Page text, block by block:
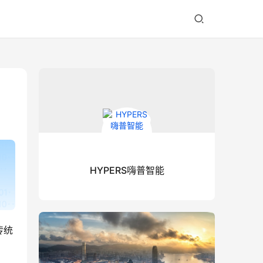
统
HYPERS嗨普智能